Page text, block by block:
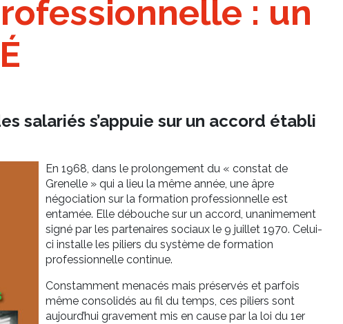
: un
salariés s’appuie sur un accord établi
En 1968, dans le prolongement du « constat de
Grenelle » qui a lieu la même année, une âpre
négociation sur la formation professionnelle est
entamée. Elle débouche sur un accord, unanimement
signé par les partenaires sociaux le 9 juillet 1970. Celui-
ci installe les piliers du système de formation
professionnelle continue.
Constamment menacés mais préservés et parfois
même consolidés au fil du temps, ces piliers sont
aujourd’hui gravement mis en cause par la loi du 1er